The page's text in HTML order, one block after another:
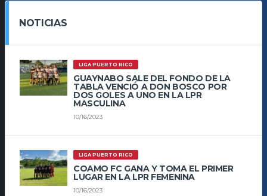
NOTICIAS
LIGA PUERTO RICO
GUAYNABO SALE DEL FONDO DE LA
TABLA VENCIÓ A DON BOSCO POR
DOS GOLES A UNO EN LA LPR
MASCULINA
10/16/2023
LIGA PUERTO RICO
COAMO FC GANA Y TOMA EL PRIMER
LUGAR EN LA LPR FEMENINA
10/16/2023